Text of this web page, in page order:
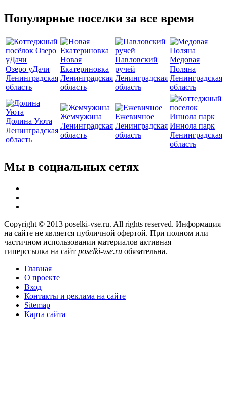
Популярные поселки за все время
Озеро уДачи
Ленинградская
область
Новая
Екатериновка
Ленинградская
область
Павловский
ручей
Ленинградская
область
Медовая
Поляна
Ленинградская
область
Долина Уюта
Ленинградская
область
Жемчужина
Ленинградская
область
Ежевичное
Ленинградская
область
Иннола парк
Ленинградская
область
Мы в социальных сетях
Copyright © 2013 poselki-vse.ru. All rights reserved. Информация
на сайте не является публичной офертой. При полном или
частичном использовании материалов активная
гиперссылка на сайт poselki-vse.ru​ обязательна.
Главная
О проекте
Вход
Контакты и реклама на сайте
Sitemap
Карта сайта